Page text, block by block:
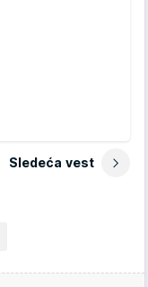
Sledeća vest